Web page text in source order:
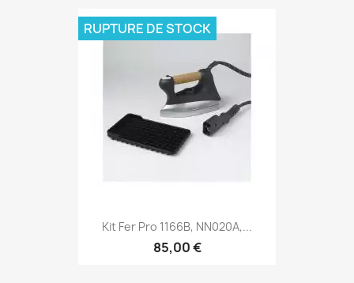
Kit Fer Pro 1166B, NN020A,...
85,00 €
RUPTURE DE STOCK